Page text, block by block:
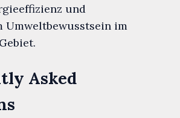
und
Umweltbewusstsein im
Asked